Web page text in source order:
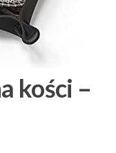
kości –